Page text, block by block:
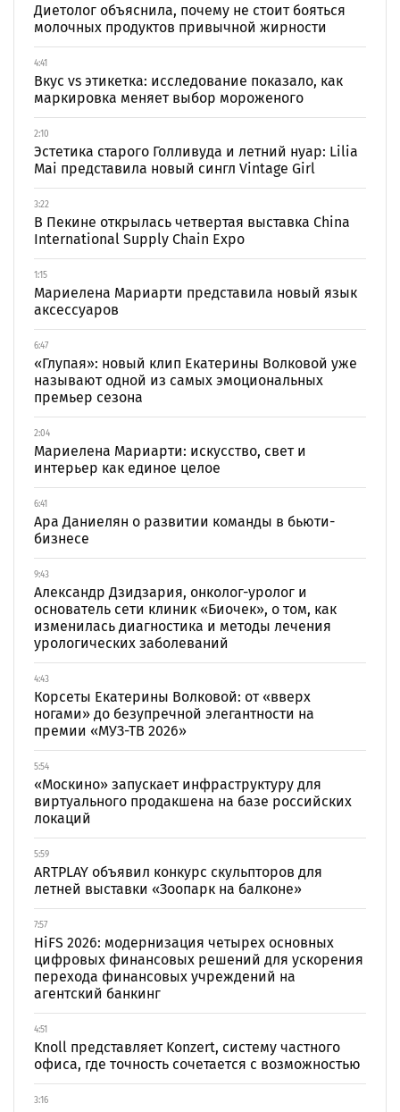
Диетолог объяснила, почему не стоит бояться
молочных продуктов привычной жирности
4:41
Вкус vs этикетка: исследование показало, как
маркировка меняет выбор мороженого
2:10
Эстетика старого Голливуда и летний нуар: Lilia
Mai представила новый сингл Vintage Girl
3:22
В Пекине открылась четвертая выставка China
International Supply Chain Expo
1:15
Мариелена Мариарти представила новый язык
аксессуаров
6:47
«Глупая»: новый клип Екатерины Волковой уже
называют одной из самых эмоциональных
премьер сезона
2:04
Мариелена Мариарти: искусство, свет и
интерьер как единое целое
6:41
Ара Даниелян о развитии команды в бьюти-
бизнесе
9:43
Александр Дзидзария, онколог-уролог и
основатель сети клиник «Биочек», о том, как
изменилась диагностика и методы лечения
урологических заболеваний
4:43
Корсеты Екатерины Волковой: от «вверх
ногами» до безупречной элегантности на
премии «МУЗ-ТВ 2026»
5:54
«Москино» запускает инфраструктуру для
виртуального продакшена на базе российских
локаций
5:59
ARTPLAY объявил конкурс скульпторов для
летней выставки «Зоопарк на балконе»
7:57
HiFS 2026: модернизация четырех основных
цифровых финансовых решений для ускорения
перехода финансовых учреждений на
агентский банкинг
4:51
Knoll представляет Konzert, систему частного
офиса, где точность сочетается с возможностью
3:16